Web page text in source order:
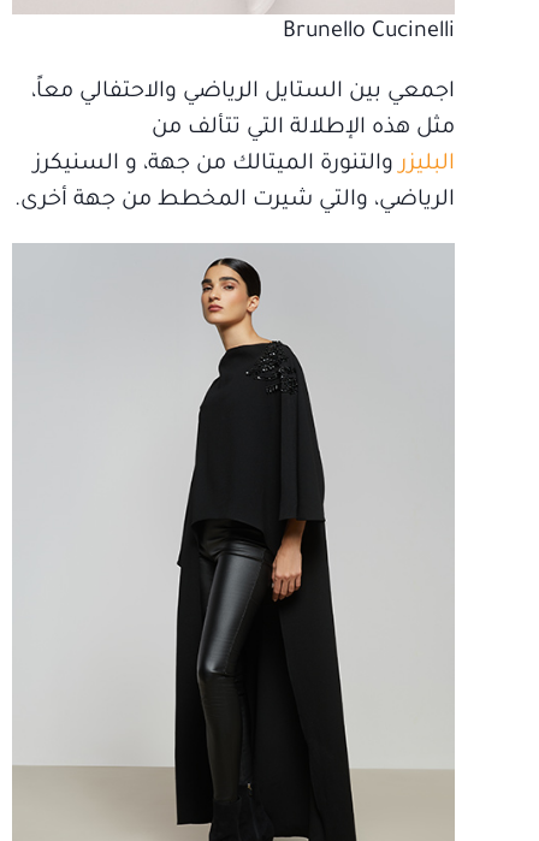
Brunello Cucinelli
اجمعي بين الستايل الرياضي والاحتفالي معاً،
مثل هذه الإطلالة التي تتألف من
البليزروالتنورة الميتالك من جهة، و السنيكرز
الرياضي، والتي شيرت المخطط من جهة أخرى.